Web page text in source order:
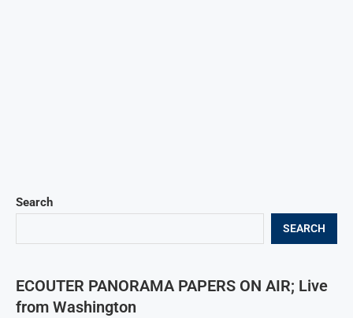
Search
SEARCH
ECOUTER PANORAMA PAPERS ON AIR; Live
from Washington